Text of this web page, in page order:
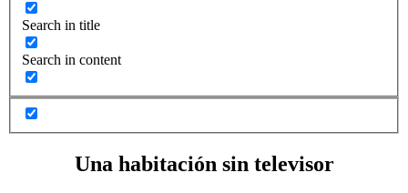
Search in title
Search in content
Una habitación sin televisor